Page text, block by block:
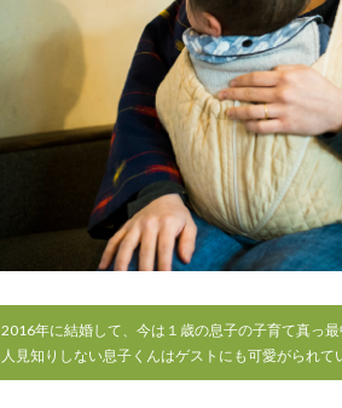
2016年に結婚して、今は１歳の息子の子育て真っ最
人見知りしない息子くんはゲストにも可愛がられて